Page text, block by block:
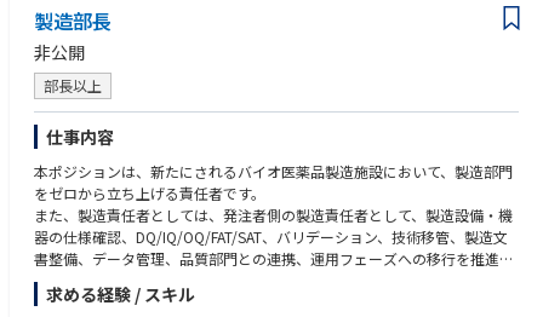
製造部長
非公開
部長以上
仕事内容
本ポジションは、新たにされるバイオ医薬品製造施設において、製造部門
をゼロから立ち上げる責任者です。
また、製造責任者としては、発注者側の製造責任者として、製造設備・機
器の仕様確認、DQ/IQ/OQ/FAT/SAT、バリデーション、技術移管、製造文
書整備、データ管理、品質部門との連携、運用フェーズへの移行を推進し
ていく役割です。
求める経験 / スキル